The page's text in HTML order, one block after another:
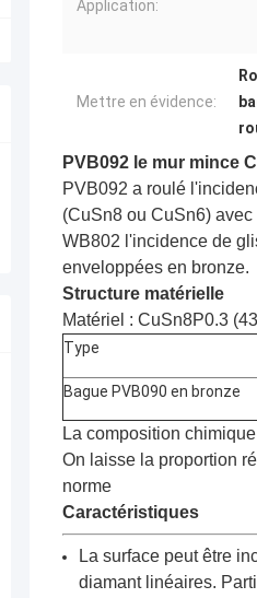
Application:
Mettre en évidence:
PVB092 le mur mince
PVB092 a roulé
(CuSn8 ou CuSn6)
WB802 l'incidence de
enveloppées en bronze.
Structure matérielle
Matériel : CuSn8P0.3
Type
Bague PVB090 en bronze
La composition
On laisse la proportion
norme
Caractéristiques
La surface peut être
diamant linéaires.